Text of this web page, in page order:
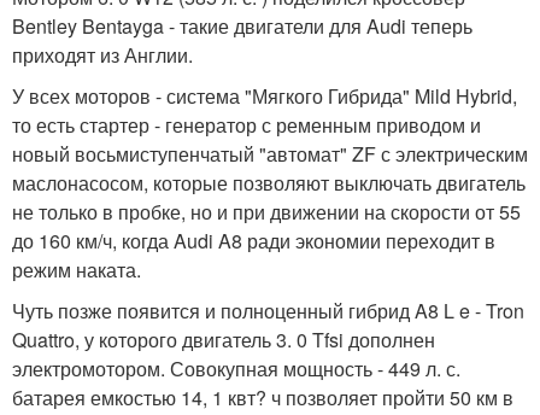
Bentley Bentayga - такие двигатели для Audi теперь
приходят из Англии.
У всех моторов - система "Мягкого Гибрида" Mild Hybrid,
то есть стартер - генератор с ременным приводом и
новый восьмиступенчатый "автомат" ZF с электрическим
маслонасосом, которые позволяют выключать двигатель
не только в пробке, но и при движении на скорости от 55
до 160 км/ч, когда Audi A8 ради экономии переходит в
режим наката.
Чуть позже появится и полноценный гибрид A8 L e - Tron
Quattro, у которого двигатель 3. 0 Tfsi дополнен
электромотором. Совокупная мощность - 449 л. с.
батарея емкостью 14, 1 квт? ч позволяет пройти 50 км в